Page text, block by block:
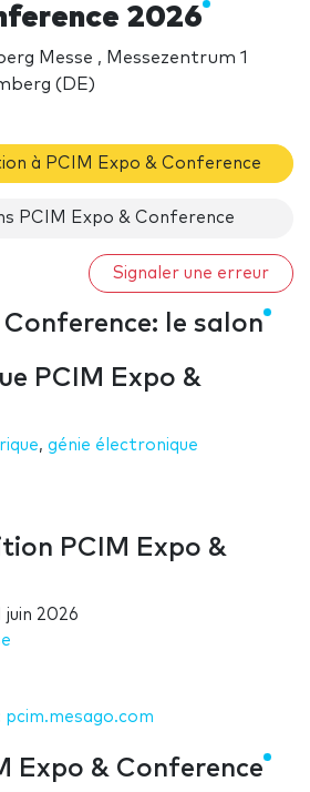
2026
Messe , Messezentrum 1
(DE)
à PCIM Expo & Conference
PCIM Expo & Conference
Signaler une erreur
Conference: le salon
PCIM Expo &
, génie électronique
PCIM Expo &
juin 2026
pcim.mesago.com
Expo & Conference